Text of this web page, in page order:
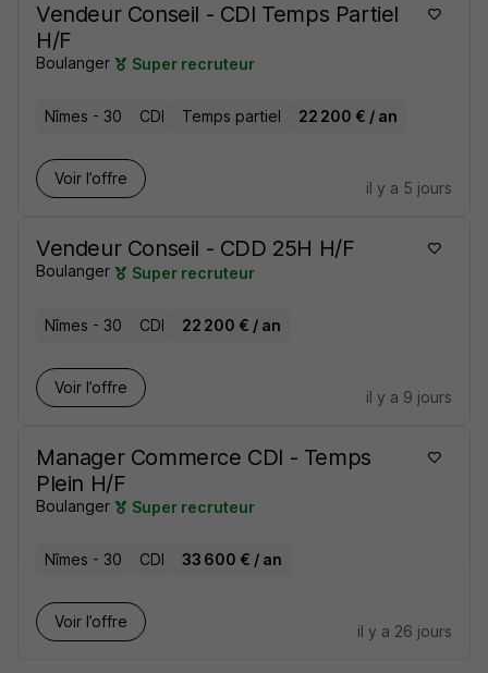
Vendeur Conseil - CDI Temps Partiel
H/F
Boulanger Super recruteur
Nîmes - 30 CDI Temps partiel 22 200 € / an
Voir l’offre
il y a 5 jours
Vendeur Conseil - CDD 25H H/F
Boulanger Super recruteur
Nîmes - 30 CDI 22 200 € / an
Voir l’offre
il y a 9 jours
Manager Commerce CDI - Temps
Plein H/F
Boulanger Super recruteur
Nîmes - 30 CDI 33 600 € / an
Voir l’offre
il y a 26 jours